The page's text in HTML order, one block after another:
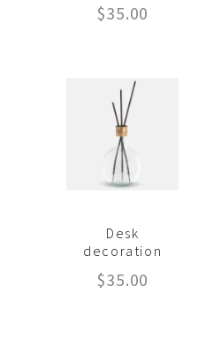
$35.00
Desk
decoration
$35.00